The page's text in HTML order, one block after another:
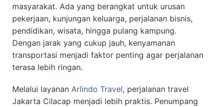
masyarakat. Ada yang berangkat untuk urusan
pekerjaan, kunjungan keluarga, perjalanan bisnis,
pendidikan, wisata, hingga pulang kampung.
Dengan jarak yang cukup jauh, kenyamanan
transportasi menjadi faktor penting agar perjalanan
terasa lebih ringan.
Melalui layanan Arlindo Travel, perjalanan travel
Jakarta Cilacap menjadi lebih praktis. Penumpang